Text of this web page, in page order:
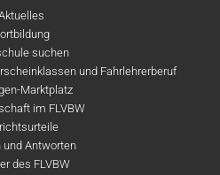
suchen
und Fahrlehrerberuf
Marktplatz
im FLVBW
und Antworten
des FLVBW